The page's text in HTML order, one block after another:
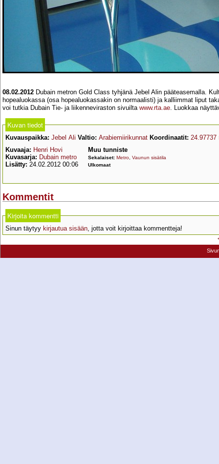
08.02.2012 Dubain metron Gold Class tyhjänä Jebel Alin pääteasemalla.
hopealuokassa (osa hopealuokassakin on normaalisti) ja kalliimmat liput
voi tutkia Dubain Tie- ja liikenneviraston sivuilta www.rta.ae. Luokkaa
Kuvan tiedot
Kuvauspaikka: Jebel Ali Valtio: Arabiemiirikunnat Koordinaatit: 24.97737
Kuvaaja: Henri Hovi
Kuvasarja: Dubain metro
Lisätty: 24.02.2012 00:06
Muu tunniste
Sekalaiset: Metro Vaunun sisätila
Ulkomaat
Kommentit
Kirjoita kommentti
Sinun täytyy kirjautua sisään, jotta voit kirjoittaa kommentteja!